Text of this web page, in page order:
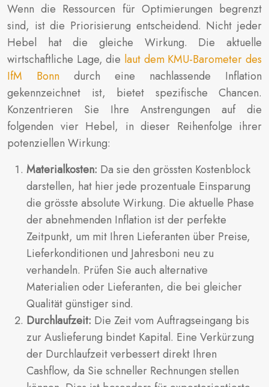
Wenn die Ressourcen für Optimierungen begrenzt
sind, ist die Priorisierung entscheidend. Nicht jeder
Hebel hat die gleiche Wirkung. Die aktuelle
wirtschaftliche Lage, die laut dem KMU-Barometer des
IfM Bonn durch eine nachlassende Inflation
gekennzeichnet ist, bietet spezifische Chancen.
Konzentrieren Sie Ihre Anstrengungen auf die
folgenden vier Hebel, in dieser Reihenfolge ihrer
potenziellen Wirkung:
Materialkosten: Da sie den grössten Kostenblock
darstellen, hat hier jede prozentuale Einsparung
die grösste absolute Wirkung. Die aktuelle Phase
der abnehmenden Inflation ist der perfekte
Zeitpunkt, um mit Ihren Lieferanten über Preise,
Lieferkonditionen und Jahresboni neu zu
verhandeln. Prüfen Sie auch alternative
Materialien oder Lieferanten, die bei gleicher
Qualität günstiger sind.
Durchlaufzeit: Die Zeit vom Auftragseingang bis
zur Auslieferung bindet Kapital. Eine Verkürzung
der Durchlaufzeit verbessert direkt Ihren
Cashflow, da Sie schneller Rechnungen stellen